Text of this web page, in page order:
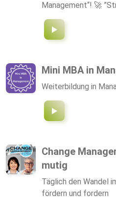
Management“! 🚀
Management –
Management” ist
die ihre
Marc Will,
Intertours, zeigt auf,
Management
dazu beiträgt,
optimieren und
praxisnahen
was Entscheider
gestalten.
Travel Management
Unternehmens
Mini MBA in
Weiterbildung in
Change
mutig
Täglich den Wandel
fördern und fordern